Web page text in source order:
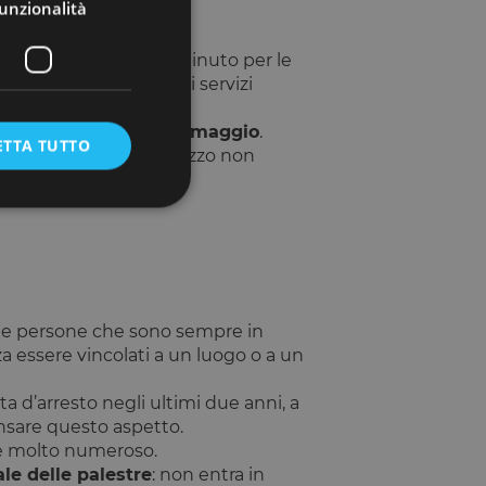
: 0,15 centesimi al minuto per le
con un parterre di servizi
e piscina.
successivo sarà in omaggio.
via prima. E il prezzo non
persone che sono sempre in
essere vincolati a un luogo o a un
d’arresto negli ultimi due anni, a
questo aspetto.
molto numeroso.
delle palestre: non entra in
TUTTO
gestione
validi